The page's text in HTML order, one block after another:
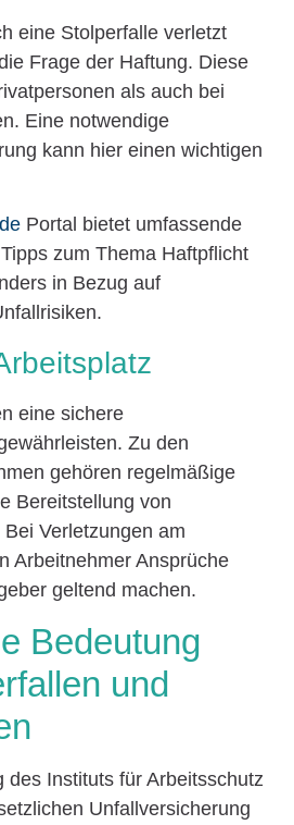
eine Stolperfalle verletzt
Frage der Haftung. Diese
als auch bei
Eine notwendige
kann hier einen wichtigen
Portal bietet umfassende
zum Thema Haftpflicht
in Bezug auf
eine sichere
Zu den
gehören regelmäßige
Bereitstellung von
Verletzungen am
Arbeitnehmer Ansprüche
geltend machen.
Bedeutung
und
des Instituts für Arbeitsschutz
Unfallversicherung